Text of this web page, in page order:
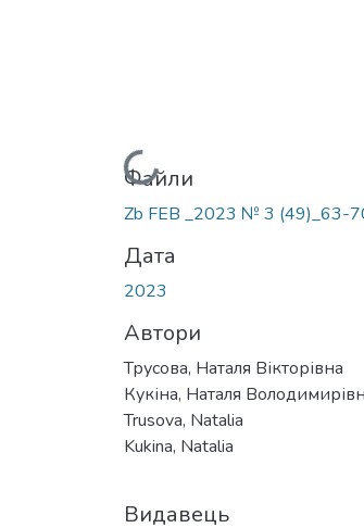
Вантажиться...
Файли
Zb FEB _2023 № 3 (49)_63-
Дата
2023
Автори
Трусова, Наталя Вікторівна
Кукіна, Наталя
Trusova, Natalia
Kukina, Natalia
Видавець